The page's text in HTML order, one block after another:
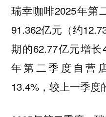
瑞幸咖啡2025年第
91.362亿元（约
期的62.77亿元增长
年第二季度自营
13.4%，较上一季度